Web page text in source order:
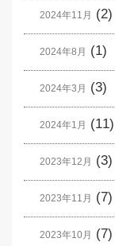
2024年11月 (2)
2024年8月 (1)
2024年3月 (3)
2024年1月 (11)
2023年12月 (3)
2023年11月 (7)
2023年10月 (7)